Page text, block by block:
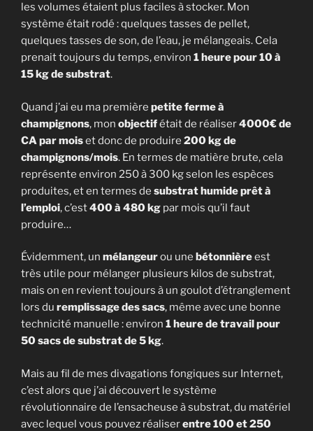
les volumes étaient plus faciles à stocker. Mon
système était rodé : quelques tasses de pellet,
quelques tasses de son, de l’eau, je mélangeais. Cela
prenait toujours du temps, environ 1 heure pour 10 à
15 kg de substrat.
Quand j’ai eu ma première petite ferme à
champignons, mon objectifétait de réaliser4000€ de
CA par moiset donc de produire 200 kg de
champignons/mois. En termes de matière brute, cela
représente environ 250 à 300 kg selon les espèces
produites, et en termes de substrat humide prêt à
l’emploi, c’est400 à 480 kg par mois qu’il faut
produire…
Évidemment, un mélangeurou une bétonnièreest
très utile pour mélanger plusieurs kilos de substrat,
mais on en revient toujours à un goulot d’étranglement
lors du remplissage des sacs, même avec une bonne
technicité manuelle : environ 1 heure de travail pour
50 sacs de substrat de 5 kg.
Mais au fil de mes divagations fongiques sur Internet,
c’est alors que j’ai découvert le système
révolutionnaire de l’ensacheuse à substrat, du matériel
avec lequel vous pouvez réaliserentre 100 et 250